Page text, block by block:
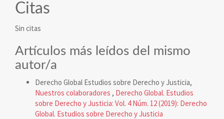
Citas
Sin citas
Artículos más leídos del mismo
autor/a
Derecho Global Estudios sobre Derecho y Justicia,
Nuestros colaboradores , Derecho Global. Estudios
sobre Derecho y Justicia: Vol. 4 Núm. 12 (2019): Derecho
Global. Estudios sobre Derecho y Justicia